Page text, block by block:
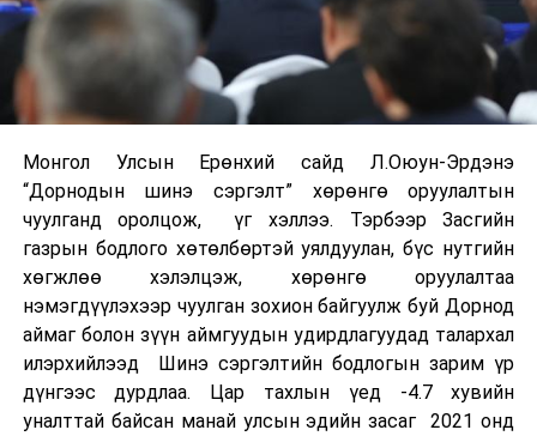
Монгол Улсын Ерөнхий сайд Л.Оюун-Эрдэнэ
“Дорнодын шинэ сэргэлт” хөрөнгө оруулалтын
чуулганд оролцож, үг хэллээ. Тэрбээр Засгийн
газрын бодлого хөтөлбөртэй уялдуулан, бүс нутгийн
хөгжлөө хэлэлцэж, хөрөнгө оруулалтаа
нэмэгдүүлэхээр чуулган зохион байгуулж буй Дорнод
аймаг болон зүүн аймгуудын удирдлагуудад талархал
илэрхийлээд Шинэ сэргэлтийн бодлогын зарим үр
дүнгээс дурдлаа. Цар тахлын үед -4.7 хувийн
уналттай байсан манай улсын эдийн засаг 2021 онд